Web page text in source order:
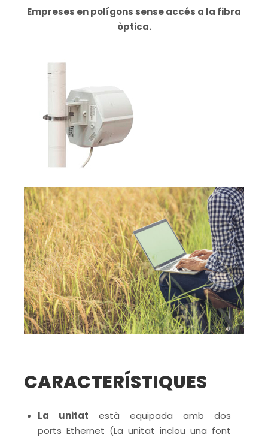
Empreses en polígons sense accés a la fibra
òptica.
CARACTERÍSTIQUES
La unitat està equipada amb dos
ports Ethernet (La unitat inclou una font